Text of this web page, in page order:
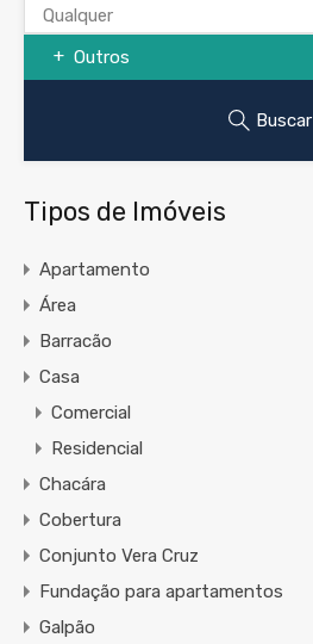
Qualquer
Outros
Buscar
Tipos de Imóveis
Apartamento
Área
Barracão
Casa
Comercial
Residencial
Chacára
Cobertura
Conjunto Vera Cruz
Fundação para apartamentos
Galpão